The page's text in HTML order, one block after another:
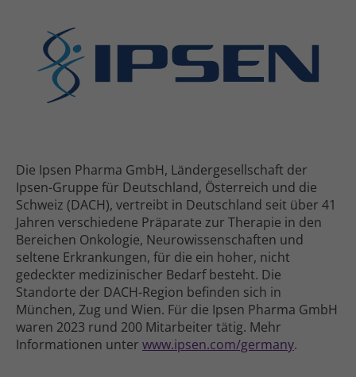
Die Ipsen Pharma GmbH, Ländergesellschaft der
Ipsen-Gruppe für Deutschland, Österreich und die
Schweiz (DACH), vertreibt in Deutschland seit über 41
Jahren verschiedene Präparate zur Therapie in den
Bereichen Onkologie, Neurowissenschaften und
seltene Erkrankungen, für die ein hoher, nicht
gedeckter medizinischer Bedarf besteht. Die
Standorte der DACH-Region befinden sich in
München, Zug und Wien. Für die Ipsen Pharma GmbH
waren 2023 rund 200 Mitarbeiter tätig. Mehr
Informationen unter www.ipsen.com/germany.